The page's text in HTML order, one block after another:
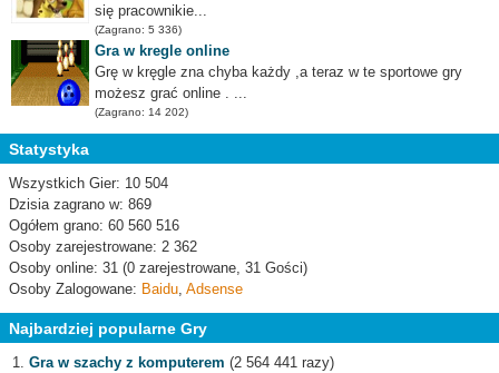
się pracownikie...
(Zagrano: 5 336)
Gra w kregle online
Grę w kręgle zna chyba każdy ,a teraz w te sportowe gry
możesz grać online . ...
(Zagrano: 14 202)
Statystyka
Wszystkich Gier: 10 504
Dzisia zagrano w: 869
Ogółem grano: 60 560 516
Osoby zarejestrowane: 2 362
Osoby online: 31 (0 zarejestrowane, 31 Gości)
Osoby Zalogowane: Baidu, Adsense
Najbardziej popularne Gry
Gra w szachy z komputerem (2 564 441 razy)